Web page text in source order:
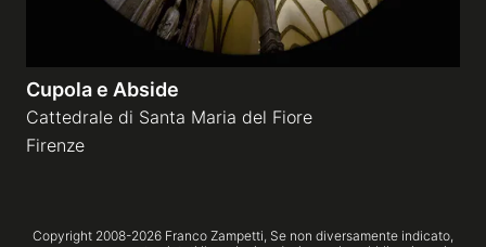
Cupola e Abside
Cattedrale di Santa Maria del Fiore
Firenze
Copyright 2008-2026 Franco Zampetti, Se non diversamente indicato,